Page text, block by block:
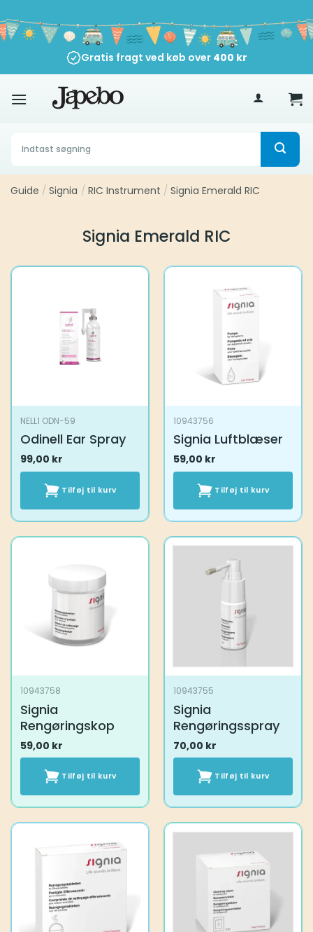
til
indhold
Gratis fragt ved køb over 400 kr
Søg
efter:
Guide / Signia / RIC Instrument / Signia Emerald RIC
Signia Emerald RIC
NELL1 ODN-59
Odinell Ear Spray
99,00 kr
Tilføj til kurv
10943756
Signia Luftblæser
59,00 kr
Tilføj til kurv
10943758
Signia
Rengøringskop
59,00 kr
Tilføj til kurv
10943755
Signia
Rengøringsspray
70,00 kr
Tilføj til kurv